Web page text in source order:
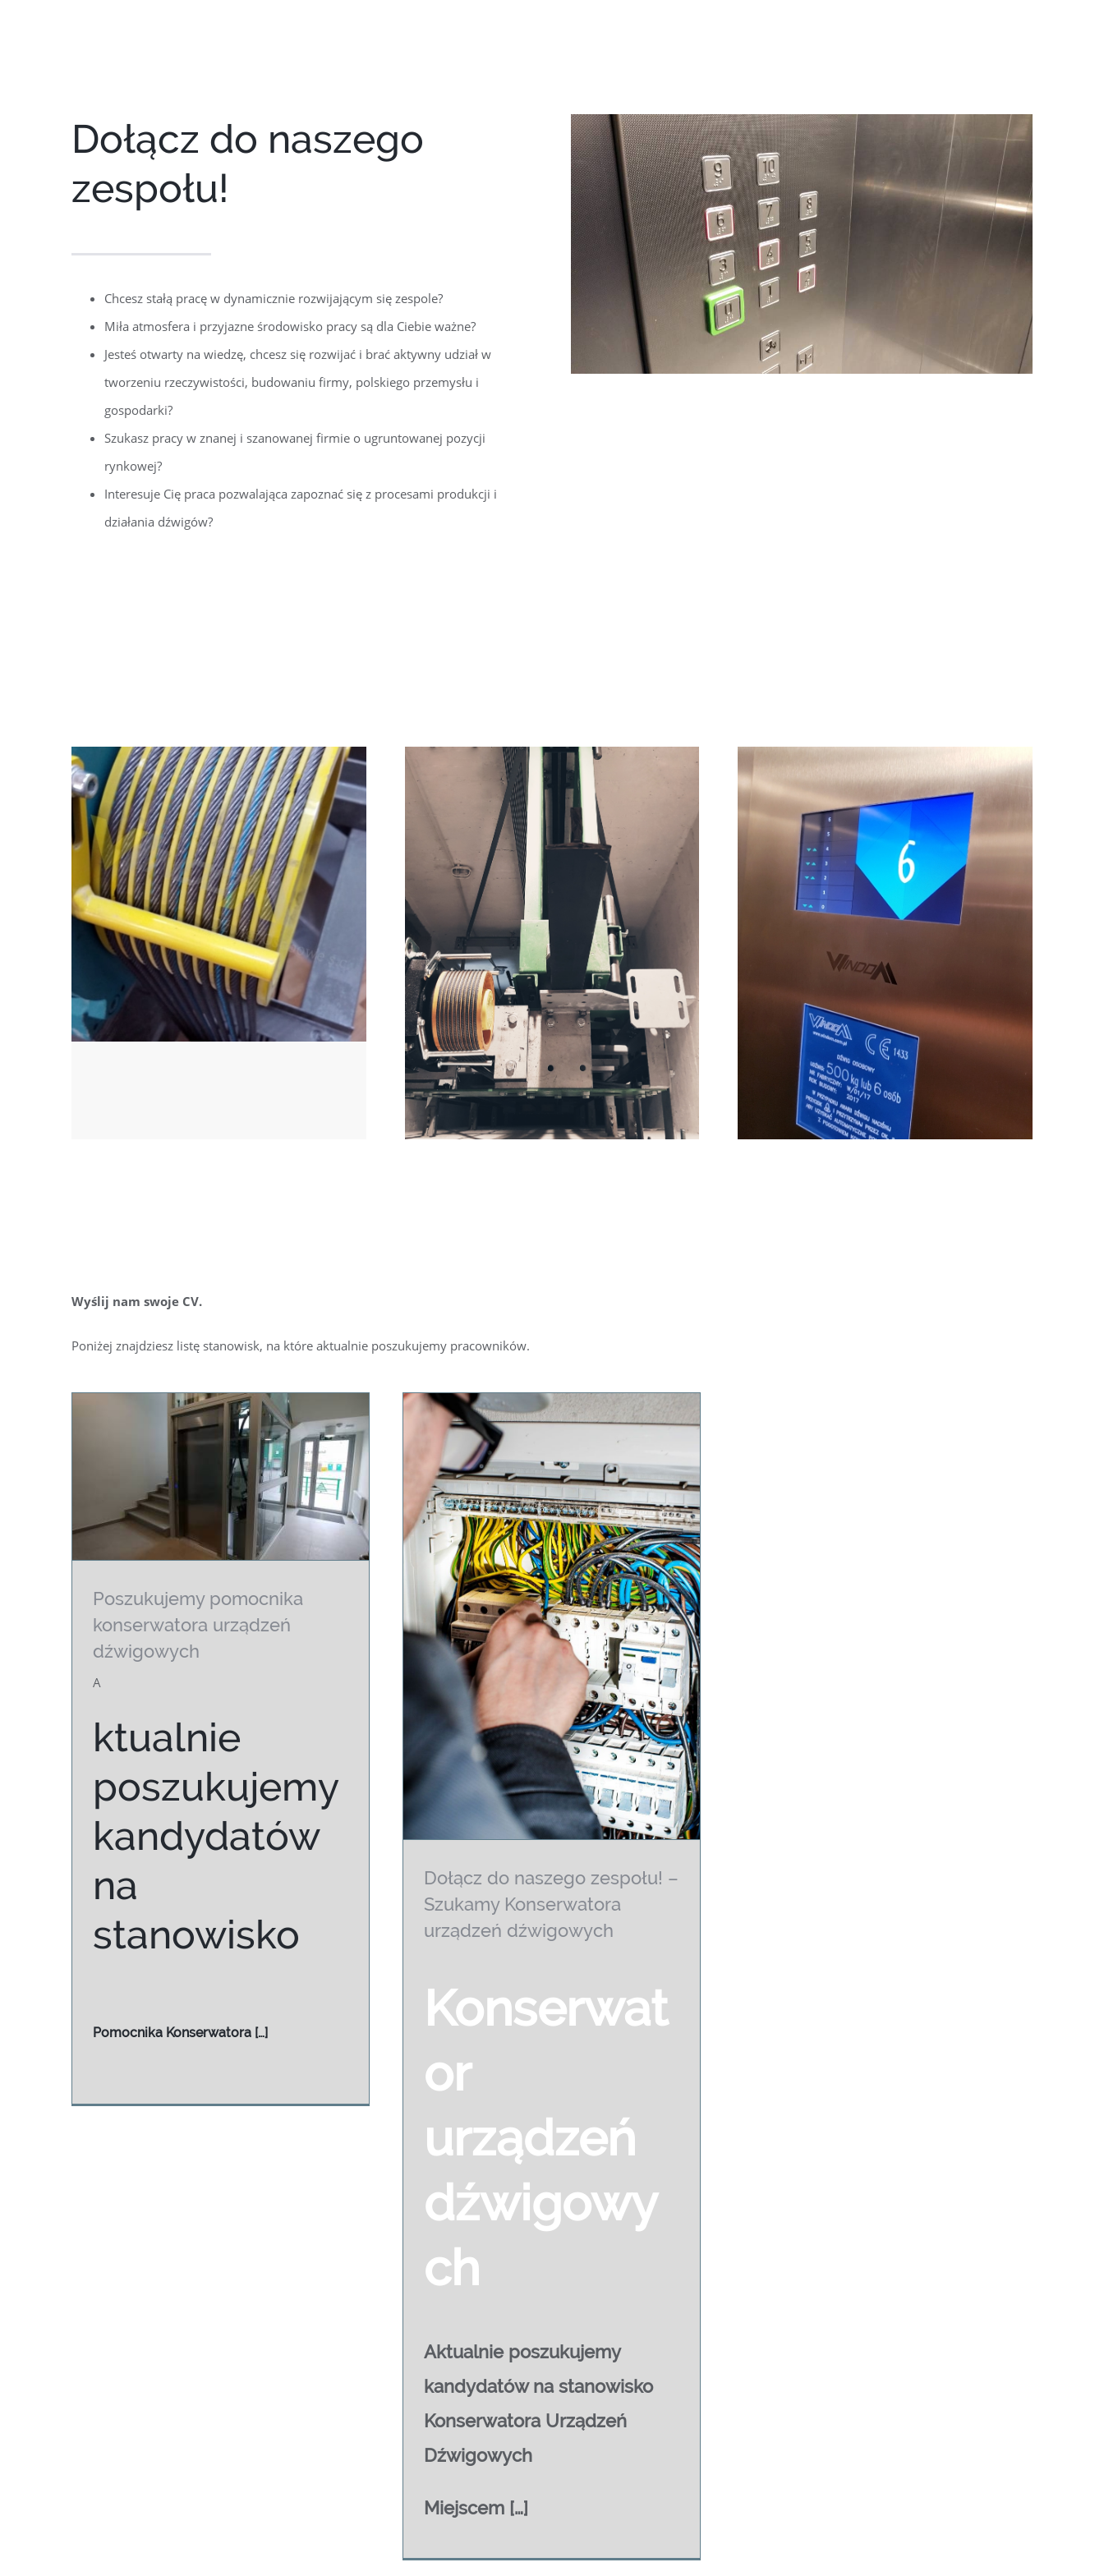
Dołącz do naszego
zespołu!
Chcesz stałą pracę w dynamicznie rozwijającym się zespole?
Miła atmosfera i przyjazne środowisko pracy są dla Ciebie ważne?
Jesteś otwarty na wiedzę, chcesz się rozwijać i brać aktywny udział w
tworzeniu rzeczywistości, budowaniu firmy, polskiego przemysłu i
gospodarki?
Szukasz pracy w znanej i szanowanej firmie o ugruntowanej pozycji
rynkowej?
Interesuje Cię praca pozwalająca zapoznać się z procesami produkcji i
działania dźwigów?
Wyślij nam swoje CV.
Poniżej znajdziesz listę stanowisk, na które aktualnie poszukujemy pracowników.
Poszukujemy pomocnika
konserwatora urządzeń
Poszukujemy pomocnika
konserwatora urządzeń
dźwigowych
A
ktualnie
poszukujemy
kandydatów
na
stanowisko
Pomocnika Konserwatora […]
Szukamy Konserwatora urządzeń
dźwigowych
Dołącz do naszego zespołu! –
Szukamy Konserwatora
urządzeń dźwigowych
Konserwat
or
urządzeń
dźwigowy
ch
Aktualnie poszukujemy
kandydatów na stanowisko
Konserwatora Urządzeń
Dźwigowych
Miejscem […]